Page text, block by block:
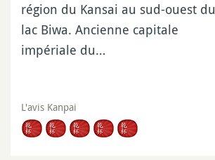
région du Kansai au sud-ouest du
lac Biwa. Ancienne capitale
impériale du…
L'avis Kanpai